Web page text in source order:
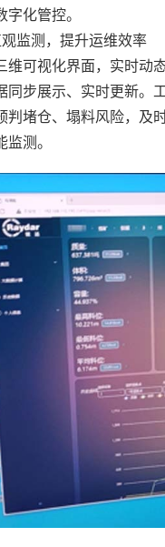
化管控。
监测，提升运维效率
可视化界面，实时动
同步展示、实时更新。
判堵仓、塌料风险，及
测。